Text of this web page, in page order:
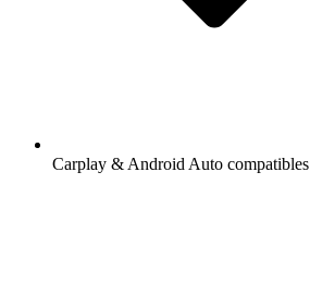
Carplay & Android Auto compatibles